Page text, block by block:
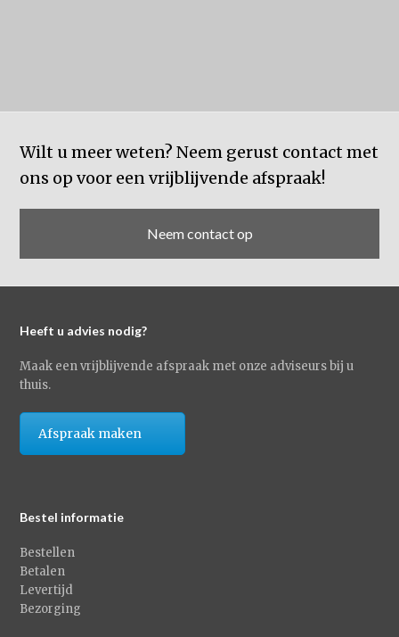
Wilt u meer weten? Neem gerust contact met
ons op voor een vrijblijvende afspraak!
Neem contact op
Heeft u advies nodig?
Maak een vrijblijvende afspraak met onze adviseurs bij u
thuis.
Afspraak maken
Bestel informatie
Bestellen
Betalen
Levertijd
Bezorging